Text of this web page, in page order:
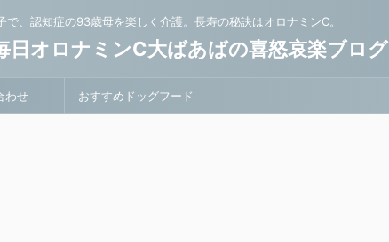
、認知症の93歳母を楽しく介護。長寿の秘訣はオロナミンC。
日オロナミンC大ばあばの喜怒哀楽ブログ
わせ おすすめドッグフード